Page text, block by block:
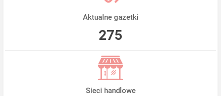
Aktualne gazetki
275
Sieci handlowe